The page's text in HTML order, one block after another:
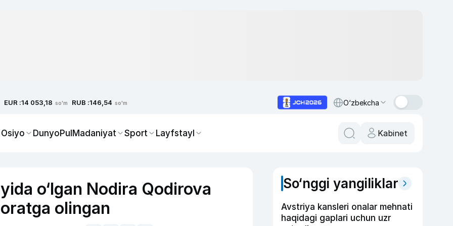
EUR :14 053,18 so'm RUB :146,54 so'm O‘zbekcha
DunyoPulMadaniyat Sport Layfstayl Kabinet
o‘lgan Nodira Qodirova
olingan
So‘nggi yangiliklar
Avstriya kansleri onalar mehnati
haqidagi gaplari uchun uzr